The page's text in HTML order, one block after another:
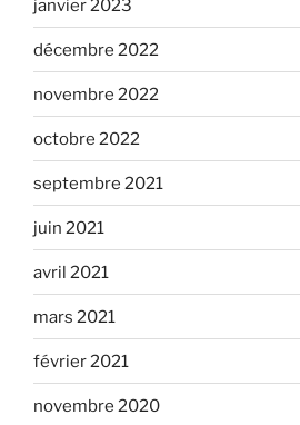
janvier 2023
décembre 2022
novembre 2022
octobre 2022
septembre 2021
juin 2021
avril 2021
mars 2021
février 2021
novembre 2020